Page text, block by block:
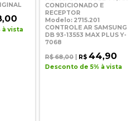
à vista
CONDICIONADO E
RECEPTOR
Modelo: 2715.201
CONTROLE AR SAMSUNG
DB 93-13553 MAX PLUS Y-
7068
R$ 68,00
R$ 44,90
Desconto de 5% à vista